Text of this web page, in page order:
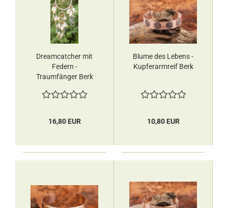
Dreamcatcher mit
Federn -
Traumfänger Berk
16,80 EUR
Blume des Lebens -
Kupferarmreif ​​Berk
10,80 EUR